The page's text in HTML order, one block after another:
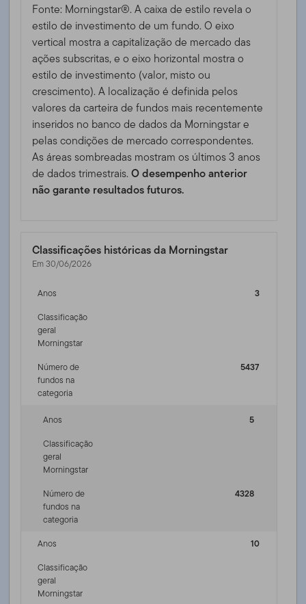
Fonte: Morningstar®. A caixa de estilo revela o
estilo de investimento de um fundo. O eixo
vertical mostra a capitalização de mercado das
ações subscritas, e o eixo horizontal mostra o
estilo de investimento (valor, misto ou
crescimento). A localização é definida pelos
valores da carteira de fundos mais recentemente
inseridos no banco de dados da Morningstar e
pelas condições de mercado correspondentes.
As áreas sombreadas mostram os últimos 3 anos
de dados trimestrais.O desempenho anterior
não garante resultados futuros.
Classificações históricas da Morningstar
Em 30/06/2026
Anos
3
Classificação
geral
Morningstar
Número de
fundos na
categoria
5437
Anos
5
Classificação
geral
Morningstar
Número de
fundos na
categoria
4328
Anos
10
Classificação
geral
Morningstar